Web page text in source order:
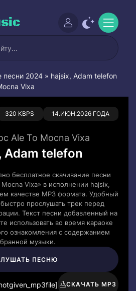
песни 2024 » hajsix, Adam telefon
Vixa
320 KBPS 14.ИЮН.2026 ГОДА
0 0
Ale To Mocna Vixa
Adam telefon
бесплатное скачивание песни
Vixa» в исполнении hajsix,
качестве MP3 формата. Удобный
прослушать трек перед
Текст песни добавленный на
использовать во время караоке
ознакомления с содержанием
музыки.
ПЕСНЮ
СКАЧАТЬ MP3